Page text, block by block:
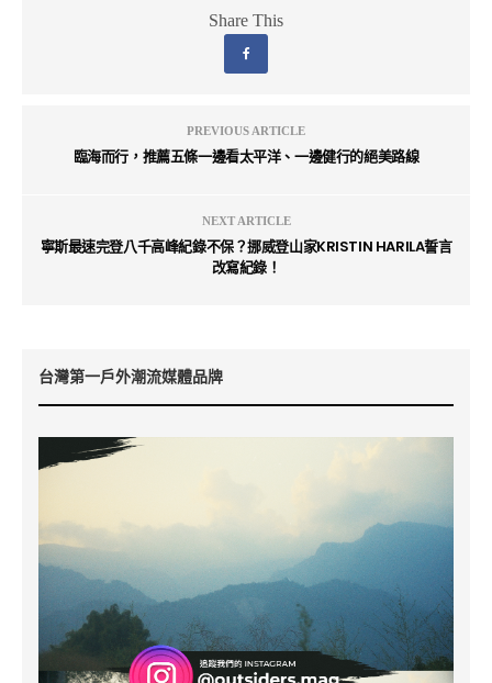
Share This
PREVIOUS ARTICLE
臨海而行，推薦五條一邊看太平洋、一邊健行的絕美路線
NEXT ARTICLE
寧斯最速完登八千高峰紀錄不保？挪威登山家KRISTIN HARILA誓言
改寫紀錄！
台灣第一戶外潮流媒體品牌